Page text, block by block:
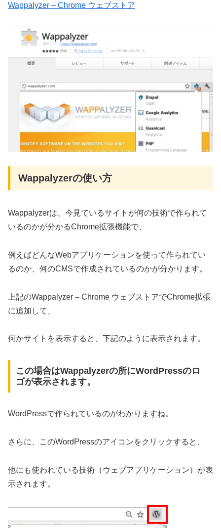
Wappalyzer – Chrome ウェブストア
Wappalyzerの使い方
Wappalyzerは、今見ているサイトが何の技術で作られて
いるのかが分かるChrome拡張機能で、
例えばどんなWebアプリケーションを使って作られてい
るのか、何のCMSで作成されているのかが分かります。
上記のWappalyzer – Chrome ウェブストアでChrome拡張
に追加して、
何かサイトを表示すると、下記のように表示されます。
この場合はWappalyzerの所にWordPressのロ
ゴが表示されます。
WordPressで作られているのがわかりますね。
さらに、このWordPressのアイコンをクリックすると、
他にも使われている技術（ウェブアプリケーション）が表
示されます。